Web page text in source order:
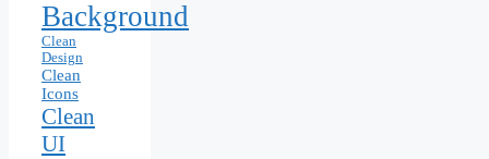
Background
Clean
Design
Clean
Icons
Clean
UI